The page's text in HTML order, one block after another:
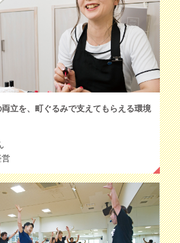
立を、町ぐるみで支えてもらえる環境